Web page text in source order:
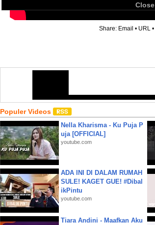
Close
Share: Email • URL •
Populer Videos
Nella Kharisma - Ku Puja P
uja [OFFICIAL]
youtube.com
ADA INI DI DALAM RUMAH
SULE! KAGET GUE! #Dibal
ikPintu
youtube.com
Tiara Andini - Maafkan Aku